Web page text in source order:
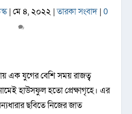
| মে ৪, ২০২২ |তারকা সংবাদ | 0
এক যুগের বেশি সময় রাজত্ব
হাউসফুল হতো প্রেক্ষাগৃহে। এর
ছবিতে নিজের জাত